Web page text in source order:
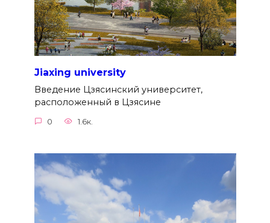
Jiaxing university
Введение Цзясинский университет,
расположенный в Цзясине
0 1.6к.